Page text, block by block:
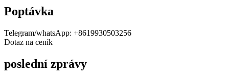
Poptávka
Telegram/whatsApp: +8619930503256
Dotaz na ceník
poslední zprávy